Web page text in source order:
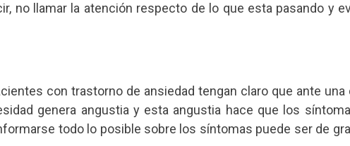
no llamar la atención respecto de lo que esta pasando y
con trastorno de ansiedad tengan claro que ante
genera angustia y esta angustia hace que los
todo lo posible sobre los síntomas puede ser de